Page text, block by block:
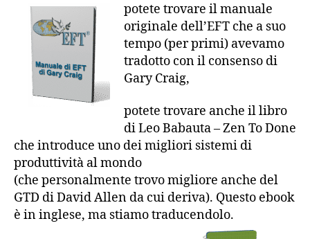
potete trovare il manuale
originale dell’EFT che a suo
tempo (per primi) avevamo
tradotto con il consenso di
Gary Craig,
potete trovare anche il libro
di Leo Babauta – Zen To Done
che introduce uno dei migliori sistemi di
produttività al mondo
(che personalmente trovo migliore anche del
GTD di David Allen da cui deriva). Questo ebook
è in inglese, ma stiamo traducendolo.